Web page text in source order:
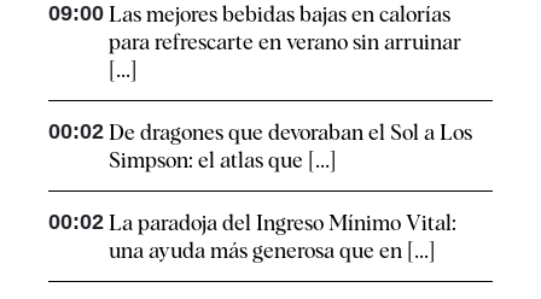
09:00 Las mejores bebidas bajas en calorías
para refrescarte en verano sin arruinar
[...]
00:02 De dragones que devoraban el Sol a Los
Simpson: el atlas que [...]
00:02 La paradoja del Ingreso Mínimo Vital:
una ayuda más generosa que en [...]